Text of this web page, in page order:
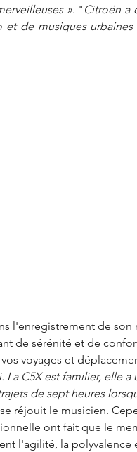
». " Citroën a
de musiques
l'enregistrement de son
de sérénité et de
voyages et
C5X est familier, elle
de sept heures
réjouit le musicien.
ont fait que le
l'agilité, la polyvalence